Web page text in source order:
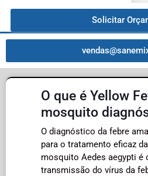
Solicitar
O que é Yellow
mosquito
O diagnóstico da febre
para o tratamento eficaz
mosquito Aedes aegypti é
transmissão do vírus da